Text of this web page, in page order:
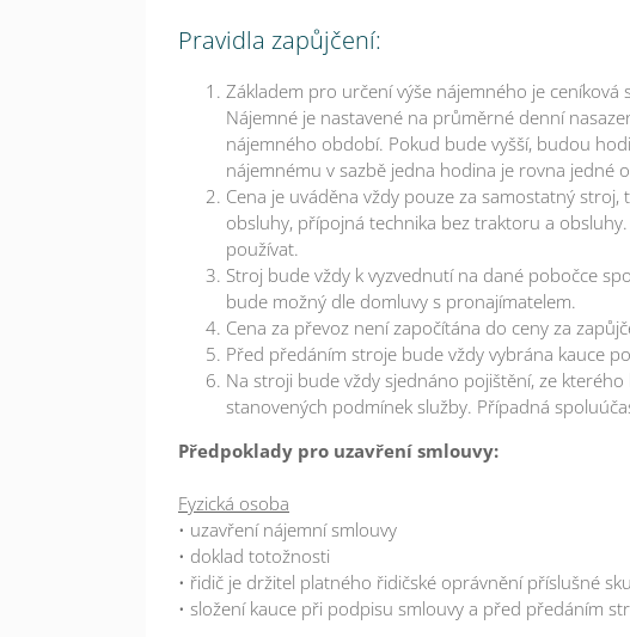
Pravidla zapůjčení:
Základem pro určení výše nájemného je ceníková
Nájemné je nastavené na průměrné denní
nájemného období. Pokud bude vyšší, budou
nájemnému v sazbě jedna hodina je rovna jedné
Cena je uváděna vždy pouze za samostatný
obsluhy, přípojná technika bez traktoru a
používat.
Stroj bude vždy k vyzvednutí na dané pobočce
bude možný dle domluvy s pronajímatelem.
Cena za převoz není započítána do ceny za
Před předáním stroje bude vždy vybrána kauce
Na stroji bude vždy sjednáno pojištění, ze
stanovených podmínek služby. Případná
Předpoklady pro uzavření smlouvy:
Fyzická osoba
• uzavření nájemní smlouvy
• doklad totožnosti
• řidič je držitel platného řidičské oprávnění příslušné
• složení kauce při podpisu smlouvy a před předáním